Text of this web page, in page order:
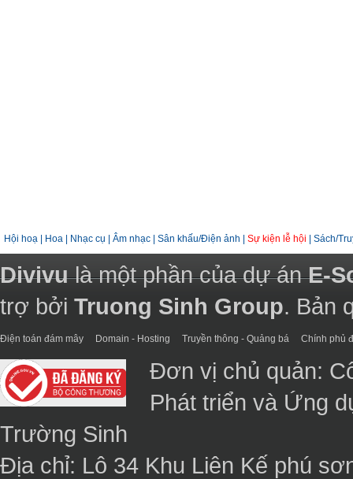
Hội hoạ Hoa Nhạc cụ Âm nhạc Sân khấu/Điện ảnh Sự kiện lễ hội Sách/
Divivulà một phần của dự ánE-
trợ bởi Truong Sinh Group. Bản
Điện toán đám mây Domain - Hosting Truyền thông - Quảng bá Chính phủ
Đơn vị chủ quản:
Phát triển và Ứng
Trường Sinh
Địa chỉ: Lô 34 Khu Liên Kế phú